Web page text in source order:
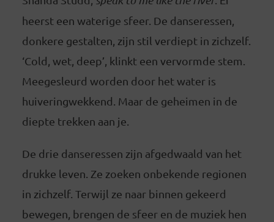
heerst een waterige sfeer. De danseressen,
donkere gestalten, zijn stil verdiept in zichzelf.
‘Cold, wet, deep’, klinkt een vervormde stem.
Meegesleurd worden door het water is
huiveringwekkend. Maar de geheimen in de
diepte trekken aan je.
De drie danseressen zijn afgedwaald van het
drukke leven. Ze zoeken onbekende regionen
in zichzelf. Terwijl ze naar binnen gekeerd
bewegen, brengen de sfeer en de muziek hen